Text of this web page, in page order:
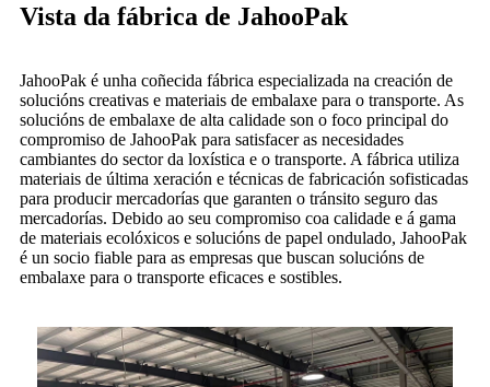
Vista da fábrica de JahooPak
JahooPak é unha coñecida fábrica especializada na creación de
solucións creativas e materiais de embalaxe para o transporte. As
solucións de embalaxe de alta calidade son o foco principal do
compromiso de JahooPak para satisfacer as necesidades
cambiantes do sector da loxística e o transporte. A fábrica utiliza
materiais de última xeración e técnicas de fabricación sofisticadas
para producir mercadorías que garanten o tránsito seguro das
mercadorías. Debido ao seu compromiso coa calidade e á gama
de materiais ecolóxicos e solucións de papel ondulado, JahooPak
é un socio fiable para as empresas que buscan solucións de
embalaxe para o transporte eficaces e sostibles.